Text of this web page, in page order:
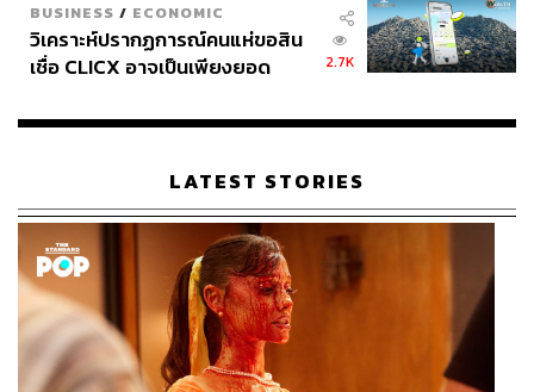
BUSINESS / ECONOMIC
วิเคราะห์ปรากฏการณ์คนแห่ขอสิน
เชื่อ CLICX อาจเป็นเพียงยอด
เรือนไทยที่ถูกซุกไว้
2.7K
LATEST STORIES